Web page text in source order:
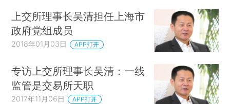
上交所理事长吴清担任上海市
政府党组成员
2018年01月03日 APP打开
专访上交所理事长吴清：一线
监管是交易所天职
2017年11月06日 APP打开